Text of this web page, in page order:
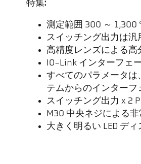
特集:
測定範囲 300 ～ 1,300
スイッチング出力は汎
高精度レンズによる高
IO-Link インターフェ
すべてのパラメータは
テムからのインター
スイッチング出力 x 2
M30 中央ネジによる
大きく明るい LED ディ